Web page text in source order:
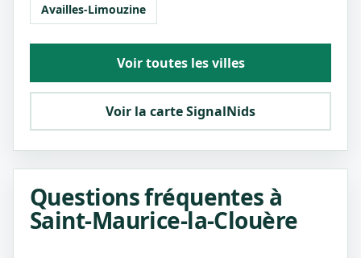
Availles-Limouzine
Voir toutes les villes
Voir la carte SignalNids
Questions fréquentes à
Saint-Maurice-la-Clouère